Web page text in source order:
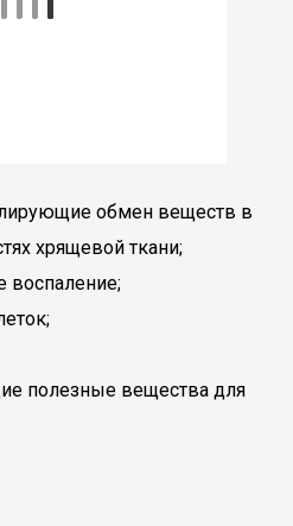
обмен веществ в
хрящевой ткани;
воспаление;
полезные вещества для